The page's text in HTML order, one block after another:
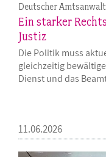
Deutscher
Ein starker
Justiz
Die Politik muss
gleichzeitig
Dienst und das
11.06.2026